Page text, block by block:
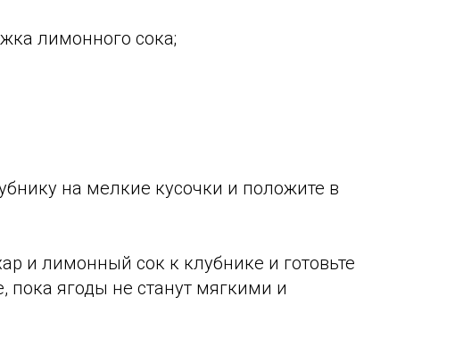
лимонного сока;
на мелкие кусочки и положите в
и лимонный сок к клубнике и готовьте
пока ягоды не станут мягкими и